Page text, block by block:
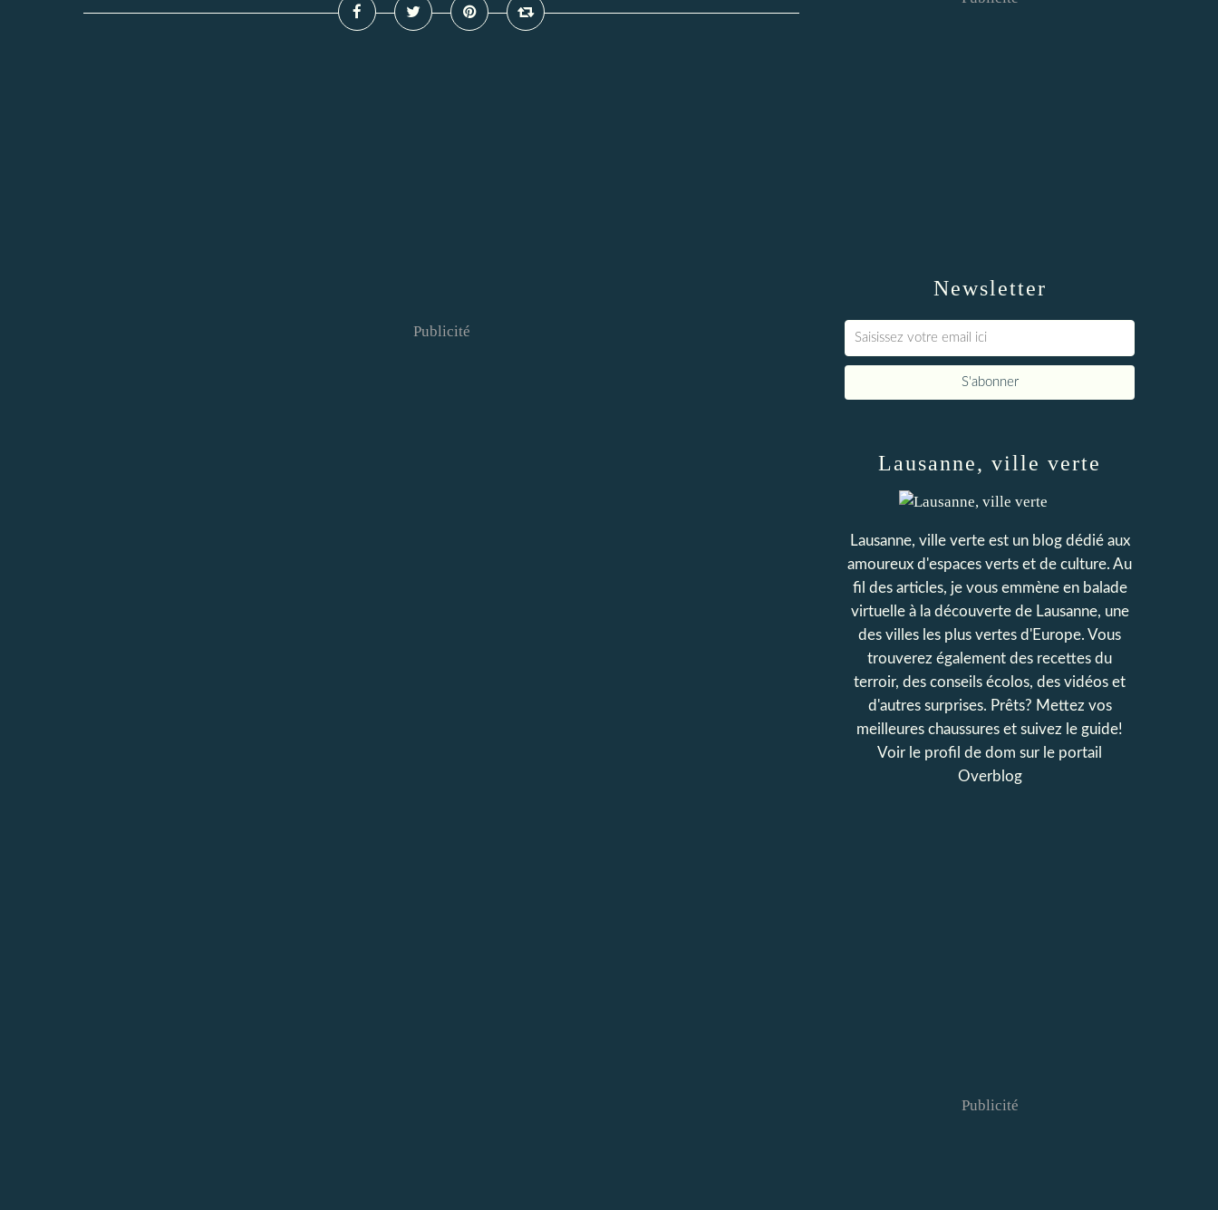
Publicité
Newsletter
Lausanne, ville verte
Lausanne, ville verte est un blog dédié aux
amoureux d'espaces verts et de culture. Au
fil des articles, je vous emmène en balade
virtuelle à la découverte de Lausanne, une
des villes les plus vertes d'Europe. Vous
trouverez également des recettes du
terroir, des conseils écolos, des vidéos et
d'autres surprises. Prêts? Mettez vos
meilleures chaussures et suivez le guide!
Voir le profil de dom sur le portail
Overblog
Publicité